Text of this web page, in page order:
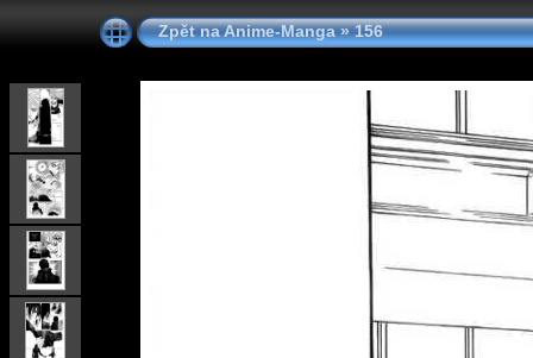
Zpět na Anime-Manga»156